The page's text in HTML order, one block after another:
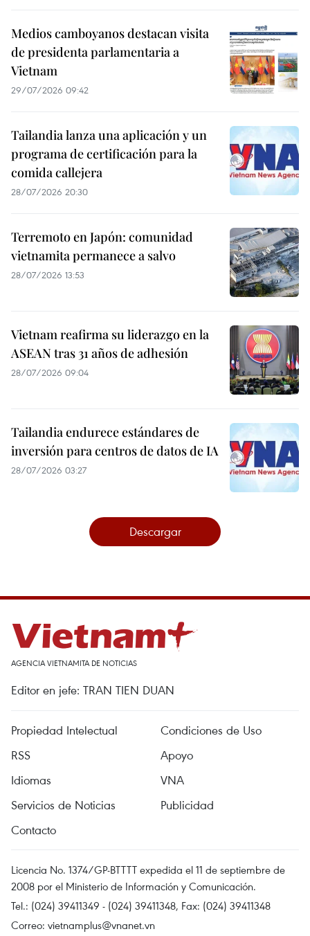
Medios camboyanos destacan visita
de presidenta parlamentaria a
Vietnam
29/07/2026 09:42
Tailandia lanza una aplicación y un
programa de certificación para la
comida callejera
28/07/2026 20:30
Terremoto en Japón: comunidad
vietnamita permanece a salvo
28/07/2026 13:53
Vietnam reafirma su liderazgo en la
ASEAN tras 31 años de adhesión
28/07/2026 09:04
Tailandia endurece estándares de
inversión para centros de datos de IA
28/07/2026 03:27
Descargar
AGENCIA VIETNAMITA DE NOTICIAS
Editor en jefe: TRAN TIEN DUAN
Propiedad Intelectual
Condiciones de Uso
RSS
Apoyo
Idiomas
VNA
Servicios de Noticias
Publicidad
Contacto
Licencia No. 1374/GP-BTTTT expedida el 11 de septiembre de
2008 por el Ministerio de Información y Comunicación.
Tel.: (024) 39411349 - (024) 39411348, Fax: (024) 39411348
Correo: vietnamplus@vnanet.vn